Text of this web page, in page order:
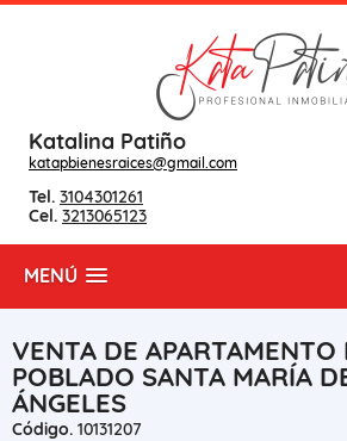
Katalina Patiño
katapbienesraices@gmail.com
Tel. 3104301261
Cel. 3213065123
MENÚ
VENTA DE APARTAMENTO
POBLADO SANTA MARÍA
ÁNGELES
Código. 10131207